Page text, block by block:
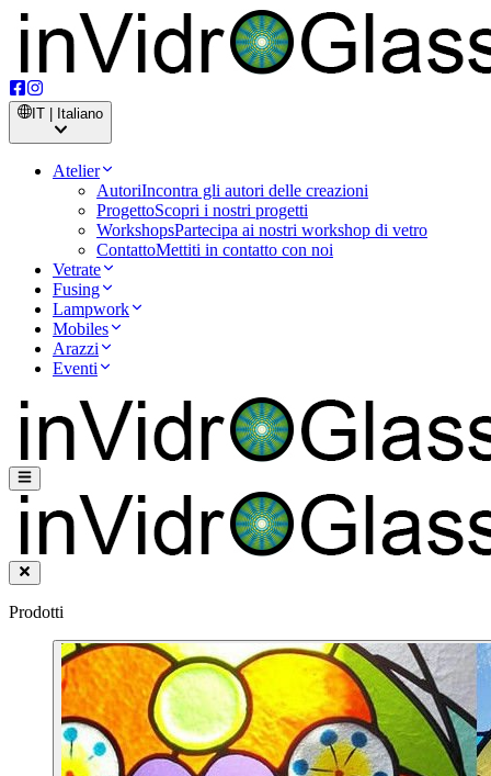
IT | Italiano
Atelier
AutoriIncontra gli autori delle creazioni
ProgettoScopri i nostri progetti
WorkshopsPartecipa ai nostri workshop di vetro
ContattoMettiti in contatto con noi
Vetrate
Fusing
Lampwork
Mobiles
Arazzi
Eventi
Prodotti